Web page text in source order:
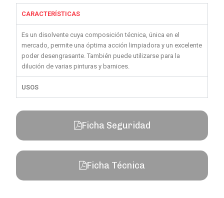
CARACTERÍSTICAS
Es un disolvente cuya composición técnica, única en el
mercado, permite una óptima acción limpiadora y un excelente
poder desengrasante. También puede utilizarse para la
dilución de varias pinturas y barnices.
USOS
Ficha Seguridad
Ficha Técnica